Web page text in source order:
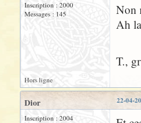
Inscription : 2000
Messages : 145
Non
Ah
T.,
Hors ligne
22-04-
Dior
Inscription : 2004